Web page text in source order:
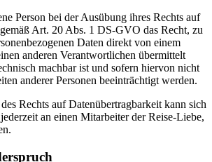
Person bei der Ausübung ihres Rechts auf
Art. 20 Abs. 1 DS-GVO das Recht, zu
Daten direkt von einem
anderen Verantwortlichen übermittelt
machbar ist und sofern hiervon nicht
anderer Personen beeinträchtigt werden.
Rechts auf Datenübertragbarkeit kann sich
an einen Mitarbeiter der Reise-Liebe,